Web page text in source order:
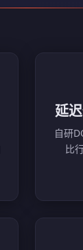
延
自研
比